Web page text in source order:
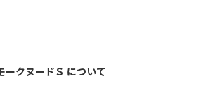
クヌードＳ について